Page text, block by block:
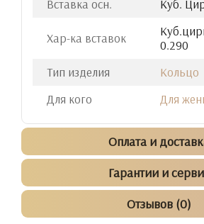
Вставка осн. Куб.
Хар-ка вставок
0.290
Тип изделия
Кольцо
Для кого
Для
Оплата и
Гарантии и
Отзывов (0)